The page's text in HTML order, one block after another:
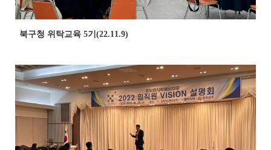
북구청 위탁교육 5기(22.11.9)